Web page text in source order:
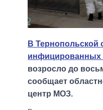
В Тернопольской
инфицированных
возросло до
сообщает
центр МОЗ.